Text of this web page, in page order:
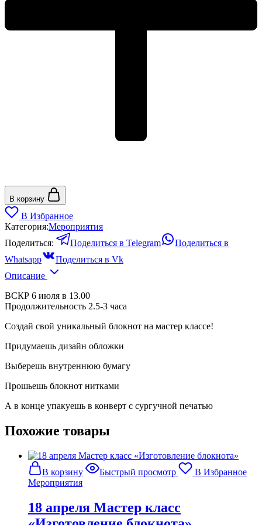
В корзину
В Избранное
Категория:Мероприятия
Поделиться:
Поделиться в Telegram
Поделиться в
Whatsapp
Поделиться в Vk
Описание
ВСКР 6 июля в 13.00
Продолжительность 2.5-3 часа
Создай свой уникальный блокнот на мастер классе!
Придумаешь дизайн обложки
Выберешь внутреннюю бумагу
Прошьешь блокнот нитками
А в конце упакуешь в конверт с сургучной печатью
Похожие товары
В корзину Быстрый просмотр
В Избранное
Мероприятия
18 апреля Мастер класс